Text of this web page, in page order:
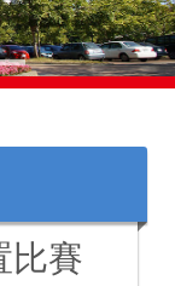
比賽